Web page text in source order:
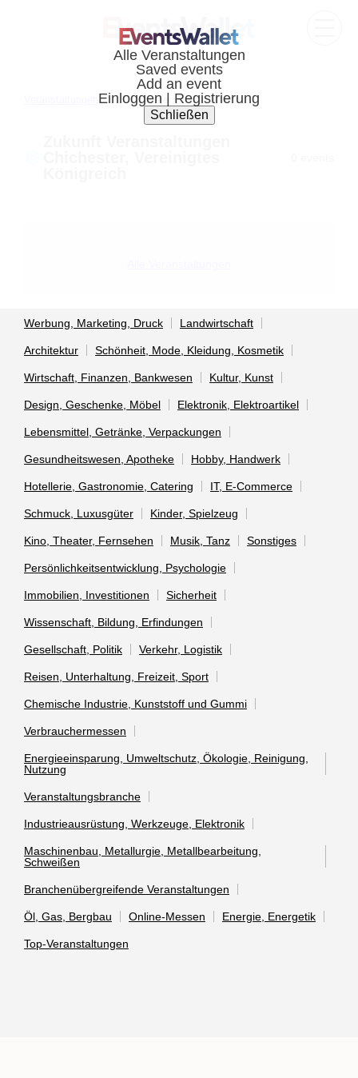
Chichester, United kingdom
Werbung, Marketing, Druck Landwirtschaft
Architektur Schönheit, Mode, Kleidung, Kosmetik
Wirtschaft, Finanzen, Bankwesen Kultur, Kunst
Design, Geschenke, Möbel Elektronik, Elektroartikel
Lebensmittel, Getränke, Verpackungen
Gesundheitswesen, Apotheke Hobby, Handwerk
Hotellerie, Gastronomie, Catering IT, E-Commerce
Schmuck, Luxusgüter Kinder, Spielzeug
Kino, Theater, Fernsehen Musik, Tanz Sonstiges
Persönlichkeitsentwicklung, Psychologie
Immobilien, Investitionen Sicherheit
Wissenschaft, Bildung, Erfindungen
Gesellschaft, Politik Verkehr, Logistik
Reisen, Unterhaltung, Freizeit, Sport
Chemische Industrie, Kunststoff und Gummi
Verbrauchermessen
Energieeinsparung, Umweltschutz, Ökologie, Reinigung,
Nutzung
Veranstaltungsbranche
Industrieausrüstung, Werkzeuge, Elektronik
Maschinenbau, Metallurgie, Metallbearbeitung,
Schweißen
Branchenübergreifende Veranstaltungen
Öl, Gas, Bergbau Online-Messen Energie, Energetik
Top-Veranstaltungen